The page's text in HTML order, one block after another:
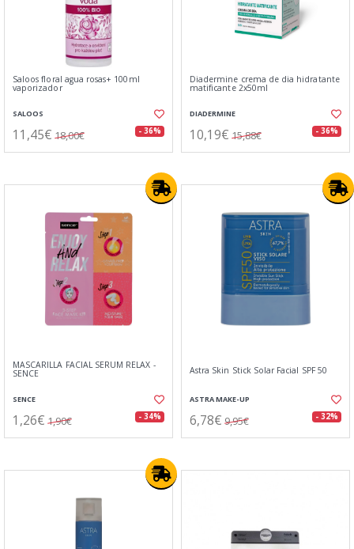
Saloos floral agua rosas+ 100ml
vaporizador
SALOOS
11,45€ 18,00€ - 36%
Diadermine crema de dia hidratante
matificante 2x50ml
DIADERMINE
10,19€ 15,88€ - 36%
MASCARILLA FACIAL SERUM RELAX -
SENCE
SENCE
1,26€ 1,90€ - 34%
Astra Skin Stick Solar Facial SPF 50
ASTRA MAKE-UP
6,78€ 9,95€ - 32%